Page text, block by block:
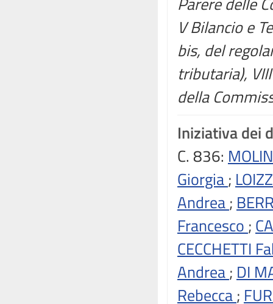
V Bilancio e
bis, del
tributaria),
della
Iniziativa dei
C. 836:
Giorgia;
Andrea;
Francesco ;
CECCHETTI
Andrea; DI
Rebecca;